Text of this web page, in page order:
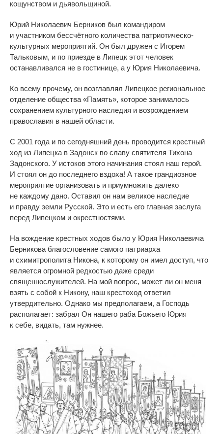
кощунством и дьявольщиной.
Юрий Николаевич Берников был командиром
и участником бессчётного количества патриотическо-
культурных мероприятий. Он был дружен с Игорем
Тальковым, и по приезде в Липецк этот человек
останавливался не в гостинице, а у Юрия Николаевича.
Ко всему прочему, он возглавлял Липецкое региональное
отделение общества «Память», которое занималось
сохранением культурного наследия и возрождением
православия в нашей области.
С 2001 года и по сегодняшний день проводится крестный
ход из Липецка в Задонск во славу святителя Тихона
Задонского. У истоков этого начинания стоял наш герой.
И стоял он до последнего вздоха! А такое грандиозное
мероприятие организовать и приумножить далеко
не каждому дано. Оставил он нам великое наследие
и правду земли Русской. Это и есть его главная заслуга
перед Липецком и окрестностями.
На вождение крестных ходов было у Юрия Николаевича
Берникова благословение самого патриарха
и схимитрополита Никона, к которому он имел доступ, что
является огромной редкостью даже среди
священнослужителей. На мой вопрос, может ли он меня
взять с собой к Никону, наш крестоход ответил
утвердительно. Однако мы предполагаем, а Господь
располагает: забрал Он нашего раба Божьего Юрия
к себе, видать, там нужнее.